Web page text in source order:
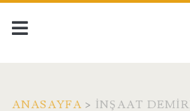
ANASAYFA > İNŞAAT